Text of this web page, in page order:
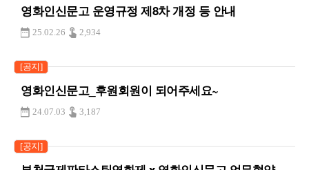
영화인신문고 운영규정 제8차 개정 등 안내
25.02.26 2,934
[공지]
영화인신문고_후원회원이 되어주세요~
24.07.03 3,187
[공지]